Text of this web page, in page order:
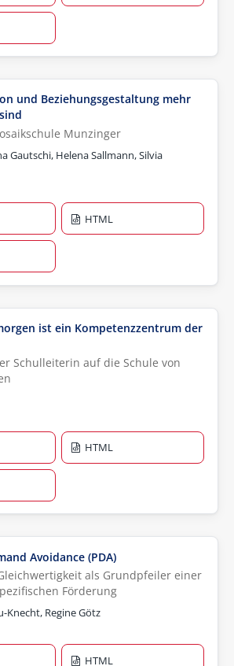
und Beziehungsgestaltung mehr
Munzinger
Gautschi, Helena Sallmann, Silvia
HTML
ist ein Kompetenzzentrum der
Schulleiterin auf die Schule von
HTML
Avoidance (PDA)
als Grundpfeiler einer
Förderung
Knecht, Regine Götz
HTML